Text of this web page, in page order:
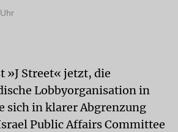
»J Street« jetzt, die
Lobbyorganisation in
sich in klarer Abgrenzung
Public Affairs Committee